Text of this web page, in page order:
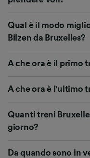
Qual è il modo
Bilzen da Bruxelles?
A che ora è il primo
A che ora è l'ultimo
Quanti treni
giorno?
Da quando sono in